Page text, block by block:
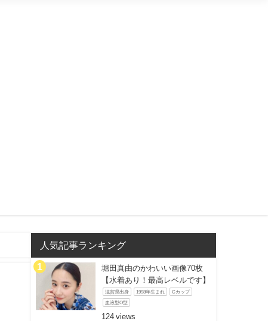
人気記事ランキング
堀田真由のかわいい画像70枚
【水着あり！最高レベルです】
滋賀県出身 1998年生まれ Cカップ
血液型O型
124